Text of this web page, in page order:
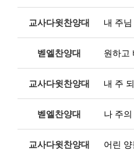
교사다윗찬양대 내 주
벧엘찬양대 원하고
교사다윗찬양대 내 주
벧엘찬양대 나 주
교사다윗찬양대 어린